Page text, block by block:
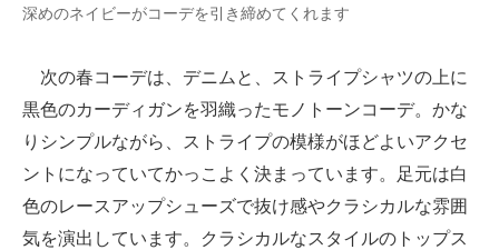
深めのネイビーがコーデを引き締めてくれます
次の春コーデは、デニムと、ストライプシャツの上に
黒色のカーディガンを羽織ったモノトーンコーデ。かな
りシンプルながら、ストライプの模様がほどよいアクセ
ントになっていてかっこよく決まっています。足元は白
色のレースアップシューズで抜け感やクラシカルな雰囲
気を演出しています。クラシカルなスタイルのトップス